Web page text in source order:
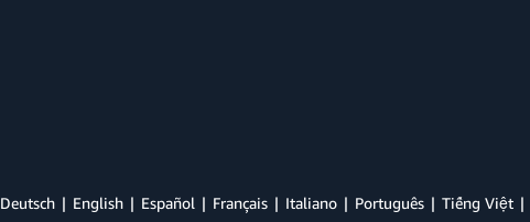
Deutsch English Español Français Italiano Português Tiếng Việt